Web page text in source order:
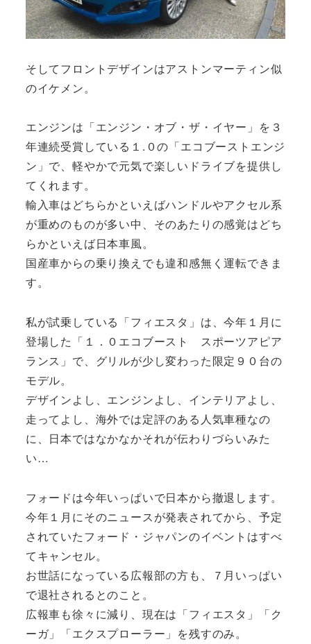
そしてフロントデザインはアストンマーティン似
のイケメン。
エンジンは「エンジン・オブ・ザ・イヤー」を３
年連続受賞している１.０の「エコブーストエンジ
ン」で、軽やかで元気で楽しいドライブを提供し
てくれます。
輸入車はどちらかといえばハンドルやアクセル系
が重めのものが多い中、そのあたりの感覚はどち
らかといえば日本車風。
国産車からの乗り換えでも違和感無く運転できま
す。
私が試乗している「フィエスタ」は、今年１月に
登場した「１．０エコブースト スポーツアピア
ランス」で、グリルが少し変わった限定９０台の
モデル。
デザインよし、エンジンよし、インテリアよし、
走ってよし、海外では定評のある人気車種なの
に、日本ではなかなかそれが伝わりづらいみた
い…
フォードは今年いっぱいで日本から撤退します。
今年１月にそのニュースが発表されてから、予定
されていたフォード・ジャパンのイベントはすべ
てキャンセル。
お世話になっている広報部の方も、７月いっぱい
で退社されるとのこと。
広報車も徐々に減り、現在は「フィエスタ」「ク
ーガ」「エクスプローラー」を残すのみ。